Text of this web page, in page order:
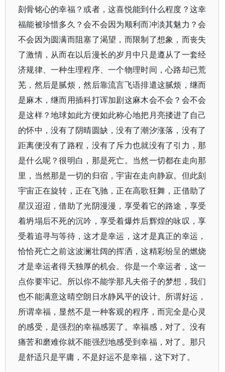
刻骨铭心的幸福？或者，这喜悦能到什么程度？这幸
福能被珍惜多久？会不会因为顺利而冲淡其魅力？会
不会因为圆满而阻塞了渴望，而限制了想象，而丧失
了激情，从而在以后漫长的岁月中只是遵从了一套经
济规律、一种生理程序、一个物理时间，心路却已荒
芜，然后是腻烦，然后靠流言飞语排遣这腻烦，继而
是麻木，继而用插科打诨加剧这麻木会不会？会不会
是这样？地球如此方便如此称心地把月亮搂进了自己
的怀中，没有了阴晴圆缺，没有了潮汐涨落，没有了
距离便没有了路程，没有了斥力也就没有了引力，那
是什么呢？很明白，那是死亡。当然一切都在走向那
里，当然那是一切的归宿，宇宙在走向静寂。但此刻
宇宙正在旋转，正在飞驰，正在高歌狂舞，正借助了
星汉迢迢，借助了光阴漫漫，享受着它的路途，享受
着坍塌后不死的沉吟，享受着爆炸后辉煌的咏叹，享
受着追寻与等待，这才是幸运，这才是真正的幸运，
恰恰死亡之前这波澜壮阔的挥洒，这精彩纷呈的燃烧
才是幸运者得天独厚的机会。你是一个幸运者，这一
点你要牢记。所以你不能学那凡夫俗子的梦想，我们
也不能满意这晴空朗日水静风平的设计。所谓好运，
所谓幸福，显然不是一种客观的程序，而完全是心灵
的感受，是强烈的幸福感罢了。幸福感，对了。没有
痛苦和磨难你就不能强烈地感受到幸福，对了。那只
是舒适只是平庸，不是好运不是幸福，这下对了。